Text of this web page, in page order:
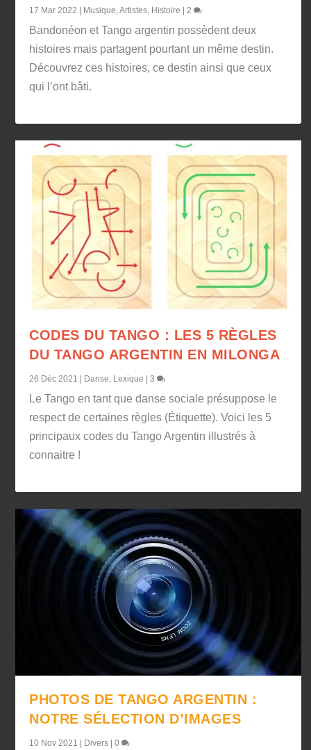
17 Mar 2022 | Musique ,Artistes Histoire | 2
Bandonéon et Tango argentin possèdent deux
histoires mais partagent pourtant un même destin.
Découvrez ces histoires, ce destin ainsi que ceux
qui l’ont bâti.
CODES DU TANGO : LES 5 RÈGLES
DU TANGO ARGENTIN EN MILONGA
26 Déc 2021 Danse, Lexique |3
Le Tango en tant que danse sociale présuppose le
respect de certaines règles (Étiquette). Voici les 5
principaux codes du Tango Argentin illustrés à
connaitre !
PHOTOS DE TANGO ARGENTIN :
NOTRE SÉLECTION D’IMAGES
10 Nov 2021 | Divers |0